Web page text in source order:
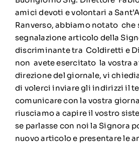
amici devoti e volontari a
Ranverso, abbiamo notato che
segnalazione articolo della
discriminante tra Coldiretti e
non avete esercitato la vostra
direzione del giornale, vi
di volerci inviare gli indirizzi il
comunicare con la vostra
riusciamo a capire il vostro
se parlasse con noi la Signora
nuovo articolo e presentare le